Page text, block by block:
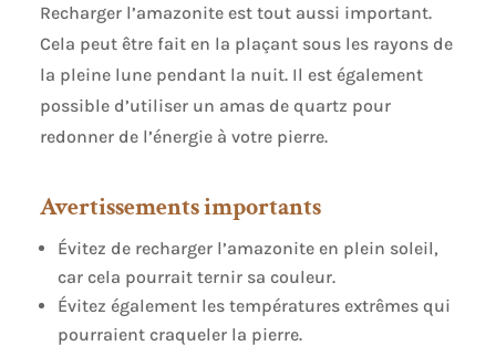
Recharger l’amazonite est tout aussi important.
Cela peut être fait en la plaçant sous les rayons de
la pleine lune pendant la nuit. Il est également
possible d’utiliser un amas de quartz pour
redonner de l’énergie à votre pierre.
Avertissements importants
Évitez de recharger l’amazonite en plein soleil,
car cela pourrait ternir sa couleur.
Évitez également les températures extrêmes qui
pourraient craqueler la pierre.